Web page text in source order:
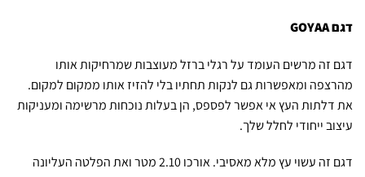
דגםGOYAA
דגם זה מרשים העומד על רגלי ברזל מעוצבות שמרחיקות אותו
מהרצפה ומאפשרות גם לנקות תחתיו בלי להזיז אותו ממקום למקום.
את דלתות העץ אי אפשר לפספס, הן בעלות נוכחות מרשימה ומעניקות
עיצוב ייחודי לחלל שלך.
דגם זה עשוי עץ מלא מאסיבי. אורכו 2.10 מטר ואת הפלטה העליונה